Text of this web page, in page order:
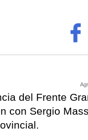
del Frente
con Sergio